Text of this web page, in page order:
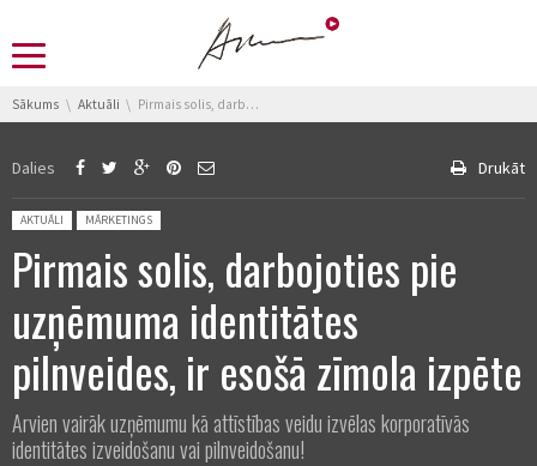
You are here:
Sākums Aktuāli Pirmais solis, darbojoties pie uzņēmuma identitātes pilnveides, ir esošā zīmola izpēte
Dalies Drukāt
Posted in:
AKTUĀLI MĀRKETINGS
Pirmais solis, darbojoties pie
uzņēmuma identitātes
pilnveides, ir esošā zīmola izpēte
Arvien vairāk uzņēmumu kā attīstības veidu izvēlas korporatīvās
identitātes izveidošanu vai pilnveidošanu!